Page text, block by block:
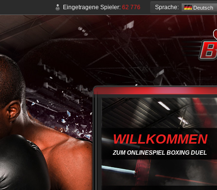
Eingetragene Spieler: 62 776 Sprache: Deutsch
WILLKOMMEN
ZUM ONLINESPIEL BOXING DUEL